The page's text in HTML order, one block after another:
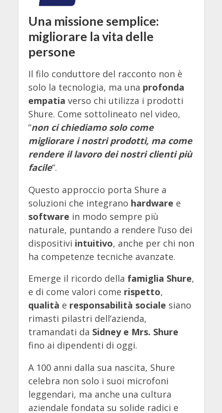
Una missione semplice:
migliorare la vita delle
persone
Il filo conduttore del racconto non è
solo la tecnologia, ma una profonda
empatia verso chi utilizza i prodotti
Shure. Come sottolineato nel video,
“non ci chiediamo solo come
migliorare i nostri prodotti, ma come
rendere il lavoro dei nostri clienti più
facile“.
Questo approccio porta Shure a
soluzioni che integrano hardware e
software in modo sempre più
naturale, puntando a rendere l’uso dei
dispositivi intuitivo, anche per chi non
ha competenze tecniche avanzate.
Emerge il ricordo della famiglia Shure,
e di come valori come rispetto,
qualità e responsabilità sociale siano
rimasti pilastri dell’azienda,
tramandati da Sidney e Mrs. Shure
fino ai dipendenti di oggi.
A 100 anni dalla sua nascita, Shure
celebra non solo i suoi microfoni
leggendari, ma anche una cultura
aziendale fondata su solide radici e